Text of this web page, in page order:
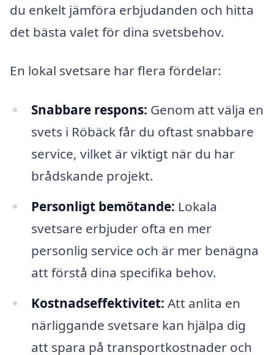
du enkelt jämföra erbjudanden och hitta
det bästa valet för dina svetsbehov.
En lokal svetsare har flera fördelar:
Snabbare respons: Genom att välja en
svets i Röbäck får du oftast snabbare
service, vilket är viktigt när du har
brådskande projekt.
Personligt bemötande: Lokala
svetsare erbjuder ofta en mer
personlig service och är mer benägna
att förstå dina specifika behov.
Kostnadseffektivitet: Att anlita en
närliggande svetsare kan hjälpa dig
att spara på transportkostnader och